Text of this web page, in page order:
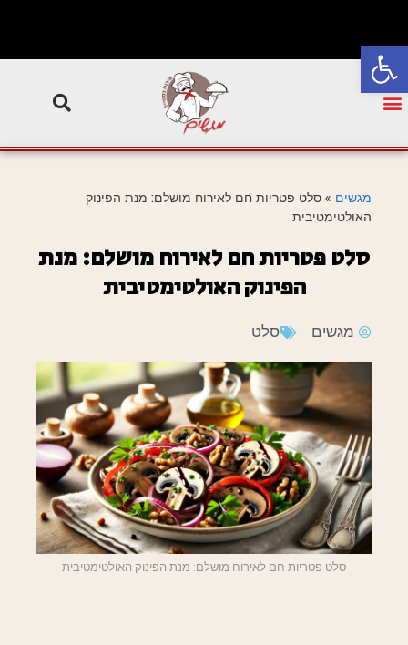
פתח סרגל נגישות
מגשים » סלט פטריות חם לאירוח מושלם: מנת הפינוק
האולטימטיבית
סלט פטריות חם לאירוח מושלם: מנת
הפינוק האולטימטיבית
מגשים סלט
סלט פטריות חם לאירוח מושלם: מנת הפינוק האולטימטיבית